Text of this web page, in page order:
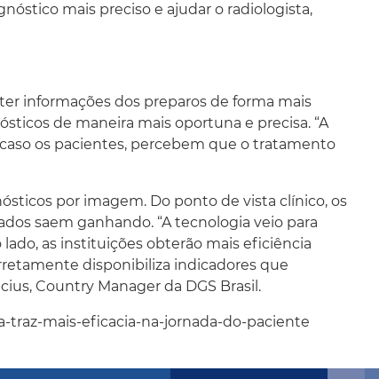
mais preciso e ajudar o radiologista,
informações dos preparos de forma mais
de maneira mais oportuna e precisa. “A
os pacientes, percebem que o tratamento
por imagem. Do ponto de vista clínico, os
saem ganhando. “A tecnologia veio para
as instituições obterão mais eficiência
disponibiliza indicadores que
Country Manager da DGS Brasil.
mais-eficacia-na-jornada-do-paciente